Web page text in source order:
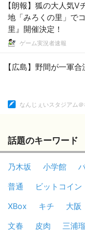
【朗報】狐の大人気
地「みろくの里」で
里』開催決定！
ゲーム実況者速報
【広島】野間が一軍合
なんじぇいスタジアム
話題のキーワード
乃木坂 小学館
普通
ビットコイン
XBox
キチ 大阪
文春
皮肉 三浦